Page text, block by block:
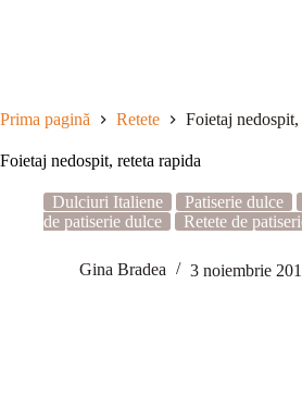
Prima pagină Retete Foietaj nedospit,
Foietaj nedospit, reteta rapida
Dulciuri Italiene Patiserie dulce
de patiserie dulce
Retete de
Gina Bradea 3 noiembrie